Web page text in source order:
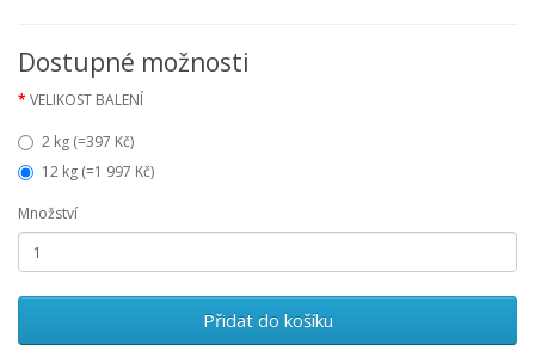
Dostupné možnosti
VELIKOST BALENÍ
2 kg (=397 Kč)
12 kg (=1 997 Kč)
Množství
Přidat do košíku